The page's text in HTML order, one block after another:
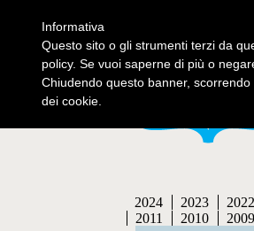
2024 2023 2022
2011
2010 2009
Informativa
Questo sito o gli strumenti terzi da
policy. Se vuoi saperne di più o
Chiudendo questo banner,
dei cookie.